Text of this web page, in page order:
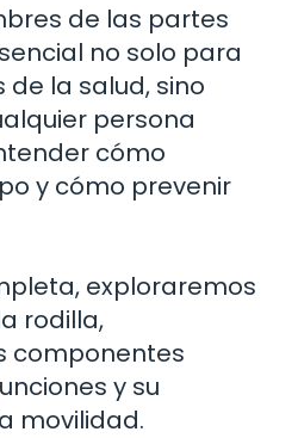
de las partes
no solo para
de la salud, sino
persona
cómo
y cómo prevenir
exploraremos
rodilla,
componentes
y su
movilidad.